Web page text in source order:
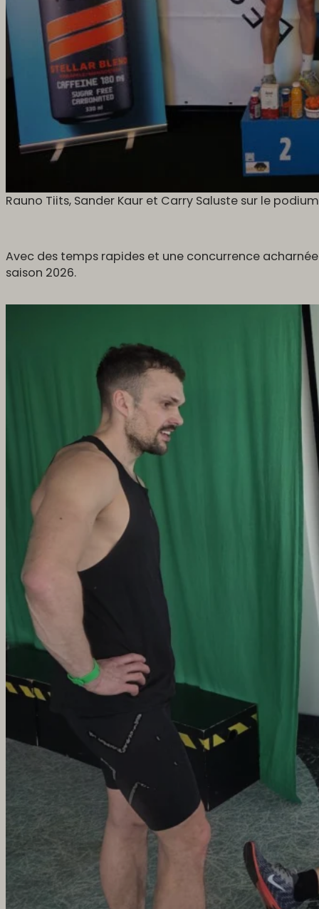
Rauno Tiits, Sander Kaur et Carry Saluste sur le
Avec des temps rapides et une concurrence
saison 2026.